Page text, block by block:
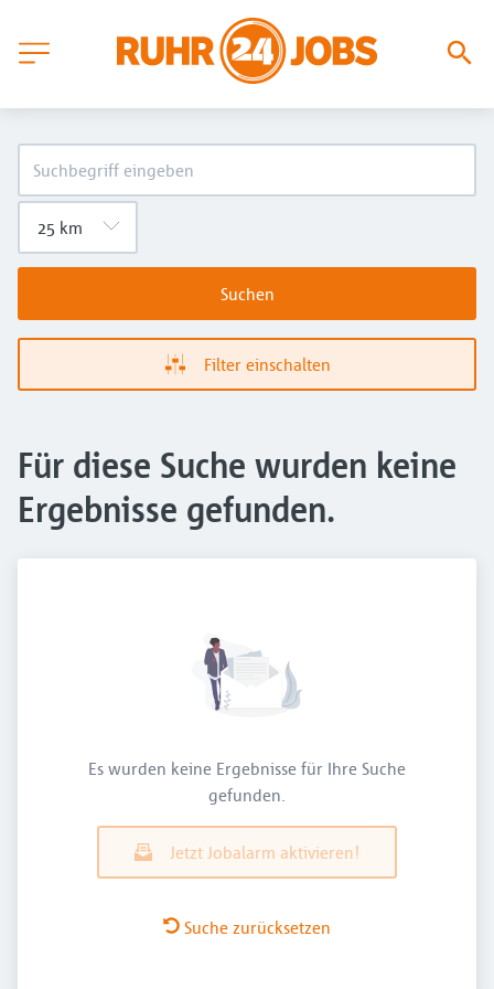
Suchen
Filter einschalten
Für diese Suche wurden keine
Ergebnisse gefunden.
Es wurden keine Ergebnisse für Ihre Suche
gefunden.
Jetzt Jobalarm aktivieren!
Suche zurücksetzen